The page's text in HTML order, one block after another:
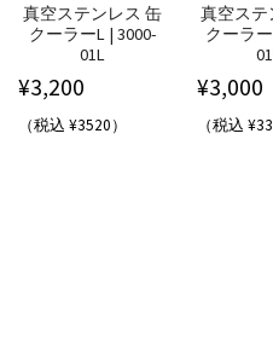
真空ステンレス 缶
クーラーL | 3000-
01L
¥3,200
（税込 ¥3520）
真空ステ
クーラ
¥3,000
（税込